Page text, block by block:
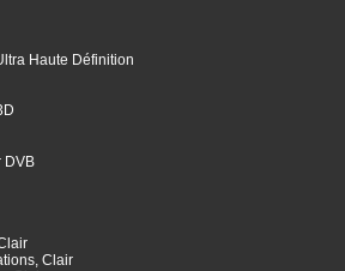
Haute Définition
DVB
Clair